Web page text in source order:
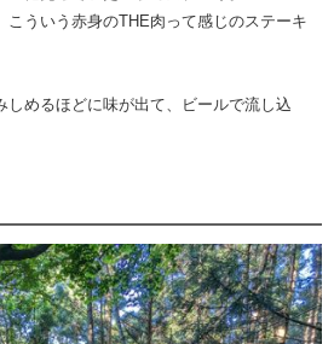
こういう赤身のTHE肉って感じのステーキ
しめるほどに味が出て、ビールで流し込